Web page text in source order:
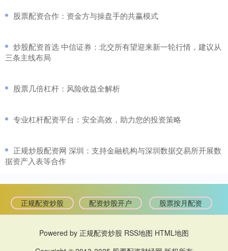
​股票配资合作：资金方与操盘手的共赢模式
​炒股配资首选 中信证券：北交所有望迎来新一轮行情，建议从
三条主线布局
​股票几倍杠杆：风险收益全解析
​专业杠杆配资平台：安全高效，助力您的投资策略
​正规炒股配资网 深圳：支持金融机构与深圳数据交易所开展数
据资产入表等合作
正规配资炒股 配资炒股开户 股票按月配资
Powered by 正规配资炒股 RSS地图 HTML地图